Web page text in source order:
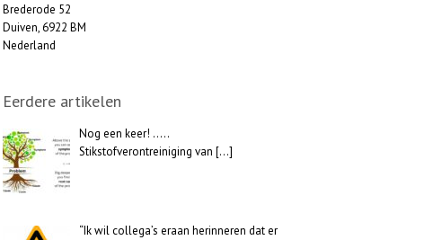
Brederode 52
Duiven,6922 BM
Nederland
Eerdere artikelen
Nog een keer! …..
Stikstofverontreiniging van […]
“Ik wil collega’s eraan herinneren dat er